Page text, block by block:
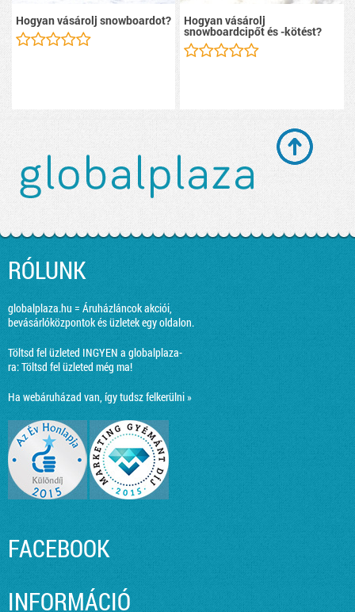
Hogyan vásárolj snowboardot? Hogyan vásárolj
snowboardcipőt és -kötést?
RÓLUNK
globalplaza.hu = Áruházláncok akciói,
bevásárlóközpontok és üzletek egy oldalon.
Töltsd fel üzleted INGYEN a globalplaza-
ra:Töltsd fel üzleted még ma!
Ha webáruházad van, így tudsz felkerülni »
FACEBOOK
INFORMÁCIÓ